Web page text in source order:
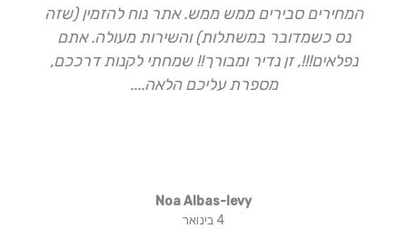
המחירים סבירים ממש ממש. אתר נוח להזמין (שזה
נס כשמדובר במשתלות) והשירות מעולה. אתם
נפלאים!!!, זן נדיר ומבורך!! שמחתי לקנות דרככם,
מספרת עליכם הלאה....
Noa Albas-levy
4 בינואר